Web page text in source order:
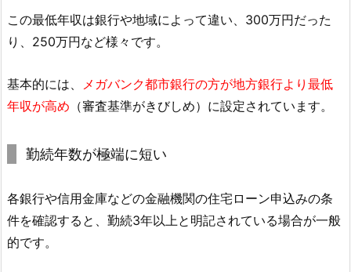
この最低年収は銀行や地域によって違い、300万円だった
り、250万円など様々です。
基本的には、
メガバンク都市銀行の方が地方銀行より最低
年収が高め （審査基準がきびしめ）に設定されています。
勤続年数が極端に短い
各銀行や信用金庫などの金融機関の住宅ローン申込みの条
件を確認すると、勤続3年以上と明記されている場合が一般
的です。